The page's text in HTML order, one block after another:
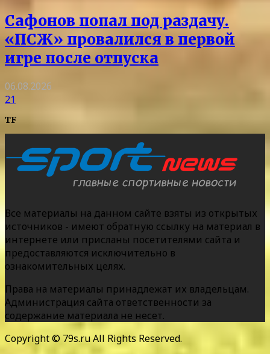
Сафонов попал под раздачу.
«ПСЖ» провалился в первой
игре после отпуска
06.08.2026
21
TF
Все материалы на данном сайте взяты из открытых
источников - имеют обратную ссылку на материал в
интернете или присланы посетителями сайта и
предоставляются исключительно в
ознакомительных целях.
Права на материалы принадлежат их владельцам.
Администрация сайта ответственности за
содержание материала не несет.
Copyright © 79s.ru All Rights Reserved.